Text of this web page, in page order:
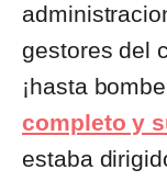
gestores del
¡hasta
completo y
estaba